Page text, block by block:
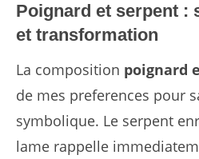
Poignard et serpent :
et transformation
La composition poignard
de mes preferences pour
symbolique. Le serpent
lame rappelle